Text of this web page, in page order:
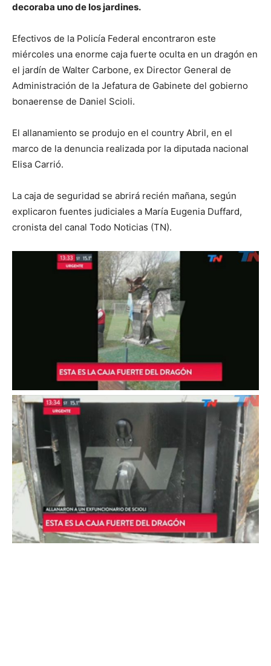
decoraba uno de los jardines.
Efectivos de la Policía Federal encontraron este
miércoles una enorme caja fuerte oculta en un dragón en
el jardín de Walter Carbone, ex Director General de
Administración de la Jefatura de Gabinete del gobierno
bonaerense de Daniel Scioli.
El allanamiento se produjo en el country Abril, en el
marco de la denuncia realizada por la diputada nacional
Elisa Carrió.
La caja de seguridad se abrirá recién mañana, según
explicaron fuentes judiciales a María Eugenia Duffard,
cronista del canal Todo Noticias (TN).